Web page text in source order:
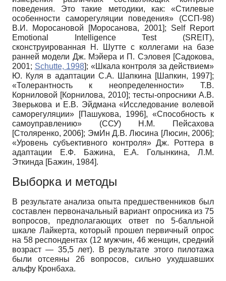
поведения. Это такие методики, как: «Стилевые
особенности саморегуляции поведения» (ССП-98)
В.И. Моросановой [Моросанова, 2001]; Self Report
Emotional Intelligence Test (SREIT),
сконструированная Н. Шутте с коллегами на базе
ранней модели Дж. Мэйера и П. Сэловея [Садокова,
2001; Schutte, 1998]; «Шкала контроля за действием»
Ю. Куля в адаптации С.А. Шапкина [Шапкин, 1997];
«Толерантность к неопределенности» Т.В.
Корниловой [Корнилова, 2010]; тесты-опросники А.В.
Зверькова и Е.В. Эйдмана «Исследование волевой
саморегуляции»
[Пашукова, 1996], «Способность к
самоуправлению» (ССУ) Н.М. Пейсахова
[Столяренко, 2006]; ЭмИн Д.В. Люсина [Люсин, 2006];
«Уровень субъективного контроля» Дж. Роттера в
адаптации Е.Ф. Бажина, Е.А. Голынкина, Л.М.
Эткинда [Бажин, 1984].
Выборка и методы
В результате анализа опыта предшественников был
составлен первоначальный вариант опросника из 75
вопросов, предполагающих ответ по 5-балльной
шкале Лайкерта, который прошел первичный опрос
на 58 респондентах (12 мужчин, 46 женщин, средний
возраст — 35,5 лет). В результате этого пилотажа
были отсеяны 26 вопросов, сильно ухудшавших
альфу Кронбаха.